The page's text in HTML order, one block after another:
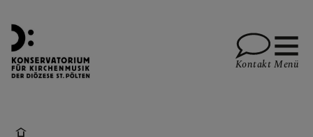
Kontakt Menü